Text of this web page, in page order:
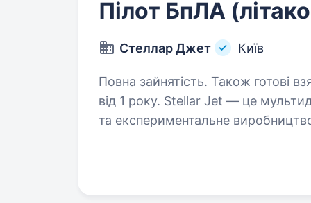
Пілот БпЛА
Стеллар Джет Київ
Повна зайнятість. Також готові
від 1 року. Stellar Jet — це мультидисциплінарне R&D бюро
та експериментальне